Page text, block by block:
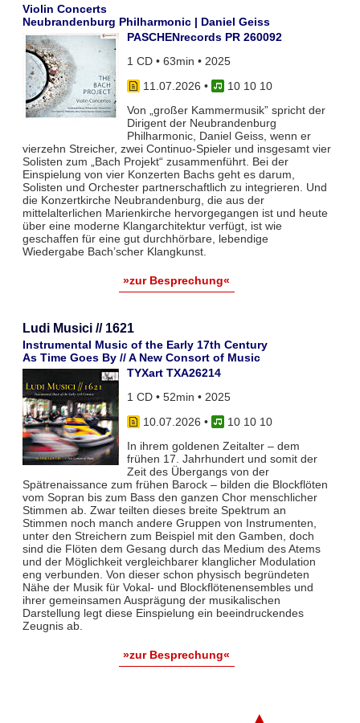
Violin Concerts
Neubrandenburg Philharmonic | Daniel Geiss
PASCHENrecords PR 260092
1 CD • 63min • 2025
11.07.2026 •
10 10 10
Von „großer Kammermusik” spricht der
Dirigent der Neubrandenburg
Philharmonic, Daniel Geiss, wenn er
vierzehn Streicher, zwei Continuo-Spieler und insgesamt vier
Solisten zum „Bach Projekt“ zusammenführt. Bei der
Einspielung von vier Konzerten Bachs geht es darum,
Solisten und Orchester partnerschaftlich zu integrieren. Und
die Konzertkirche Neubrandenburg, die aus der
mittelalterlichen Marienkirche hervorgegangen ist und heute
über eine moderne Klangarchitektur verfügt, ist wie
geschaffen für eine gut durchhörbare, lebendige
Wiedergabe Bach’scher Klangkunst.
»zur Besprechung«
Ludi Musici // 1621
Instrumental Music of the Early 17th Century
As Time Goes By // A New Consort of Music
TYXart TXA26214
1 CD • 52min • 2025
10.07.2026 •
10 10 10
In ihrem goldenen Zeitalter – dem
frühen 17. Jahrhundert und somit der
Zeit des Übergangs von der
Spätrenaissance zum frühen Barock – bilden die Blockflöten
vom Sopran bis zum Bass den ganzen Chor menschlicher
Stimmen ab. Zwar teil­ten dieses breite Spektrum an
Stimmen noch manch andere Gruppen von Instrumenten,
unter den Streichern zum Bei­spiel mit den Gamben, doch
sind die Flöten dem Gesang durch das Medium des Atems
und der Möglichkeit vergleich­barer klanglicher Modulation
eng verbunden. Von dieser schon physisch begründeten
Nähe der Musik für Vokal- und Blockflö­tenensembles und
ihrer gemeinsamen Ausprägung der musikalischen
Darstellung legt diese Einspielung ein beeindruckendes
Zeugnis ab.
»zur Besprechung«